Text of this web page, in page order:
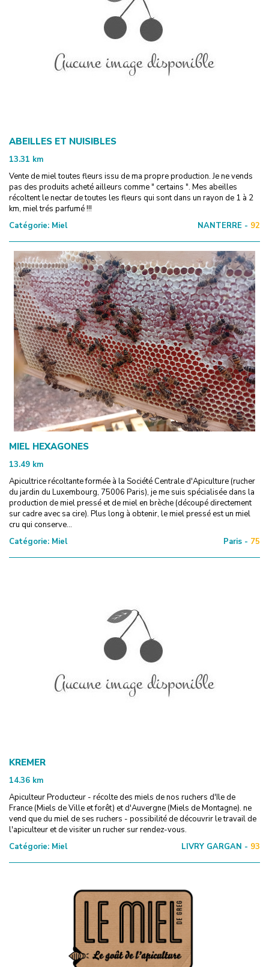
ABEILLES ET NUISIBLES
13.31 km
Vente de miel toutes fleurs issu de ma propre production. Je ne vends
pas des produits acheté ailleurs comme " certains ". Mes abeilles
récoltent le nectar de toutes les fleurs qui sont dans un rayon de 1 à 2
km, miel trés parfumé !!!
Catégorie: Miel NANTERRE - 92
MIEL HEXAGONES
13.49 km
Apicultrice récoltante formée à la Société Centrale d'Apiculture (rucher
du jardin du Luxembourg, 75006 Paris), je me suis spécialisée dans la
production de miel pressé et de miel en brèche (découpé directement
sur cadre avec sa cire). Plus long à obtenir, le miel pressé est un miel
cru qui conserve...
Catégorie: Miel Paris - 75
KREMER
14.36 km
Apiculteur Producteur - récolte des miels de nos ruchers d'Ile de
France (Miels de Ville et forêt) et d'Auvergne (Miels de Montagne). ne
vend que du miel de ses ruchers - possibilité de découvrir le travail de
l'apiculteur et de visiter un rucher sur rendez-vous.
Catégorie: Miel LIVRY GARGAN - 93